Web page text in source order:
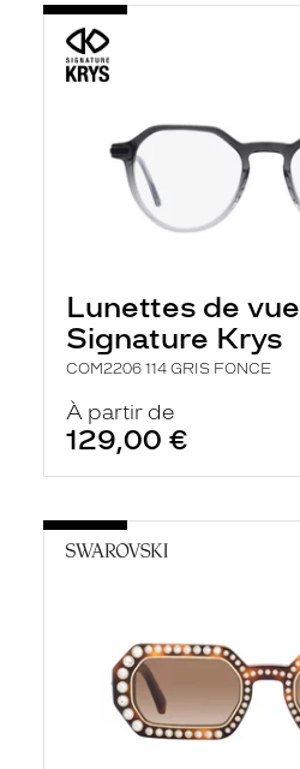
Lunettes de vue
Signature Krys
COM2206 114 GRIS FONCE
À partir de
129,00 €